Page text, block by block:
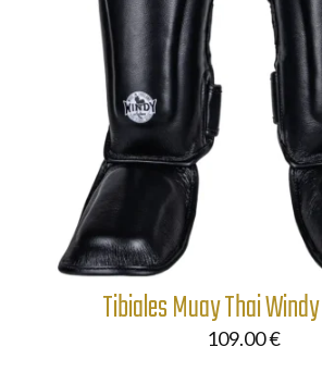
Tibiales Muay Thai
109.00€